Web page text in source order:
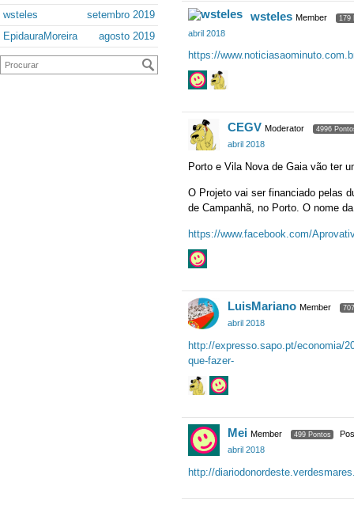
setembro 2019
wsteles
agosto 2019
EpidauraMoreira
wsteles Member 179
abril 2018
https://
CEGV Moderator 4996
abril 2018
Porto e Vila Nova de Gaia vão ter
O Projeto vai ser financiado pelas
de Campanhã, no Porto. O nome
https://www.facebook.com/
LuisMariano Member
abril 2018
http://expresso.sapo.pt/economia/
que-fazer-
Mei Member 499 Pontos
abril 2018
http://